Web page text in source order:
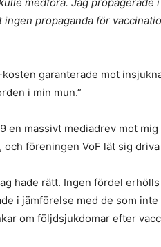
propaganda för
garanterade mot
i min mun.”
en massivt mediadrev mot mig
föreningen VoF lät sig
hade rätt. Ingen fördel
i jämförelse med de som
om följdsjukdomar efter